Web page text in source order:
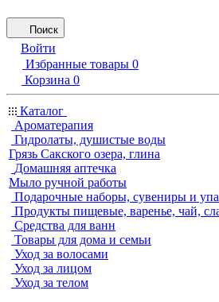
Поиск
Войти
Избранные товары 0
Корзина 0
Каталог
Ароматерапия
Гидролаты, душистые воды
Грязь Сакского озера, глина
Домашняя аптечка
Мыло ручной работы
Подарочные наборы, сувениры и
Продукты пищевые, варенье, чай,
Средства для ванн
Товары для дома и семьи
Уход за волосами
Уход за лицом
Уход за телом